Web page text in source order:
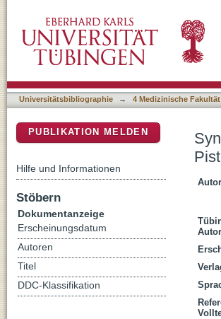
improved antimicrobial
Universitätsbibliographie → 4 Medizinische Fakultät
PUBLIKATION MELDEN
Hilfe und Informationen
Stöbern
Dokumentanzeige
Erscheinungsdatum
Autoren
Titel
DDC-Klassifikation